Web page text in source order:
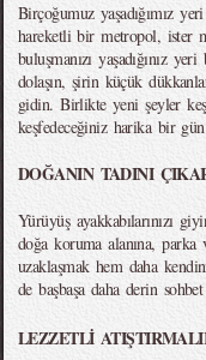
Birçoğumuz yaşadığımız
hareketli bir metropol, ister
buluşmanızı yaşadığınız
dolaşın, şirin küçük
gidin. Birlikte yeni şeyler
keşfedeceğiniz harika bir
DOĞANIN TADINI
Yürüyüş ayakkabılarınızı
doğa koruma alanına,
uzaklaşmak hem daha
de başbaşa daha derin
LEZZETLİ